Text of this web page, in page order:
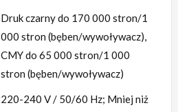
Druk czarny do 170 000 stron/1
000 stron (bęben/wywoływacz),
CMY do 65 000 stron/1 000
stron (bęben/wywoływacz)
220-240 V / 50/60 Hz; Mniej niż